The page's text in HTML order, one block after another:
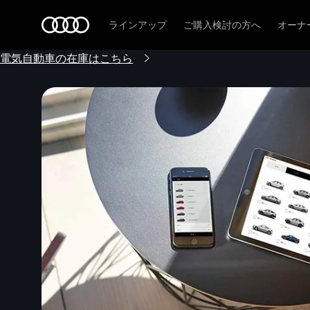
ラインアップ ご購入検討の方へ オーナ
電気自動車の在庫はこちら